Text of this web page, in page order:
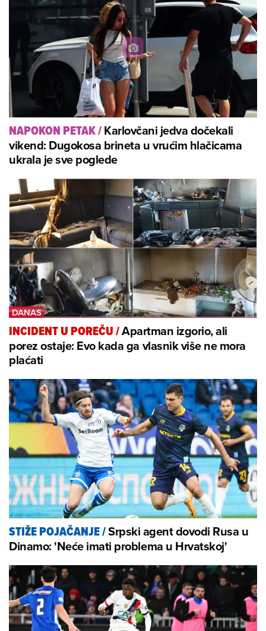
NAPOKON PETAK/Karlovčani jedva dočekali
vikend: Dugokosa brineta u vrućim hlačicama
ukrala je sve poglede
INCIDENT U POREČU/Apartman izgorio, ali
porez ostaje: Evo kada ga vlasnik više ne mora
plaćati
STIŽE POJAČANJE/Srpski agent dovodi Rusa u
Dinamo: 'Neće imati problema u Hrvatskoj'